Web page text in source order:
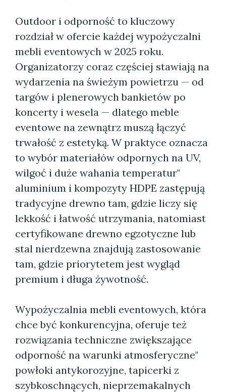
Outdoor i odporność to kluczowy
rozdział w ofercie każdej wypożyczalni
mebli eventowych w 2025 roku.
Organizatorzy coraz częściej stawiają na
wydarzenia na świeżym powietrzu — od
targów i plenerowych bankietów po
koncerty i wesela — dlatego meble
eventowe na zewnątrz muszą łączyć
trwałość z estetyką. W praktyce oznacza
to wybór materiałów odpornych na UV,
wilgoć i duże wahania temperatur"
aluminium i kompozyty HDPE zastępują
tradycyjne drewno tam, gdzie liczy się
lekkość i łatwość utrzymania, natomiast
certyfikowane drewno egzotyczne lub
stal nierdzewna znajdują zastosowanie
tam, gdzie priorytetem jest wygląd
premium i długa żywotność.
Wypożyczalnia mebli eventowych, która
chce być konkurencyjna, oferuje też
rozwiązania techniczne zwiększające
odporność na warunki atmosferyczne"
powłoki antykorozyjne, tapicerki z
szybkoschnących, nieprzemakalnych